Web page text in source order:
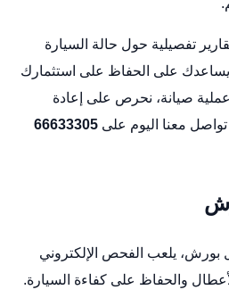
تفصيلية حول حالة السيارة
يساعدك على الحفاظ على استثمارك
صيانة، نحرص على إعادة
تواصل معنا اليوم على 66633305
بورش، يلعب الفحص الإلكتروني
والحفاظ على كفاءة السيارة.